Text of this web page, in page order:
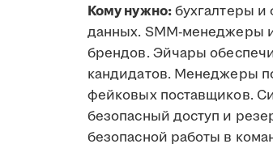
Кому нужно:бухгалтеры и
данных. SMM-менеджеры
брендов. Эйчары
кандидатов. Менеджеры
фейковых поставщиков.
безопасный доступ и
безопасной работы в